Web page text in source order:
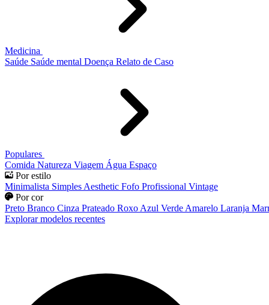
Medicina
Saúde Saúde mental Doença Relato de Caso
Populares
Comida Natureza Viagem Água Espaço
Por estilo
Minimalista Simples Aesthetic Fofo Profissional Vintage
Por cor
Preto Branco Cinza Prateado Roxo Azul Verde Amarelo Laranja
Explorar modelos recentes